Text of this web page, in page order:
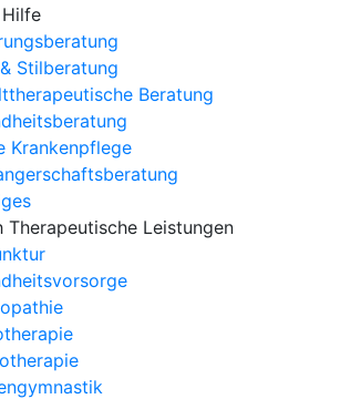
Stilberatung
Beratung
Krankenpflege
Therapeutische Leistungen